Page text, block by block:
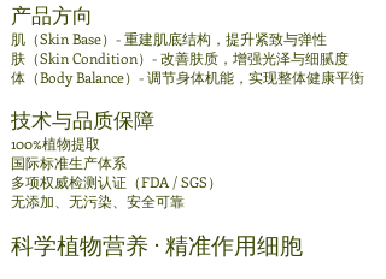
产品方向
肌（Skin Base）- 重建肌底结构，提升紧致与弹性
肤（Skin Condition）- 改善肤质，增强光泽与细腻度
体（Body Balance）- 调节身体机能，实现整体健康平衡
技术与品质保障
100%植物提取
国际标准生产体系
多项权威检测认证（FDA / SGS）
无添加、无污染、安全可靠
科学植物营养 · 精准作用细胞